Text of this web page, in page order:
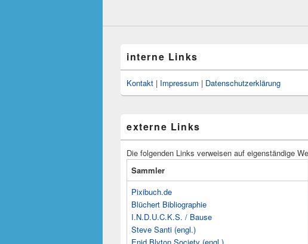
interne Links
Kontakt | Impressum | Datenschutzerklärung
externe Links
Die folgenden Links verweisen auf eigenständige
Sammler
Pixibuch.de
Blüchert Bibliographie
I.N.D.U.C.K.S. / Bause
Steve Santi (engl.)